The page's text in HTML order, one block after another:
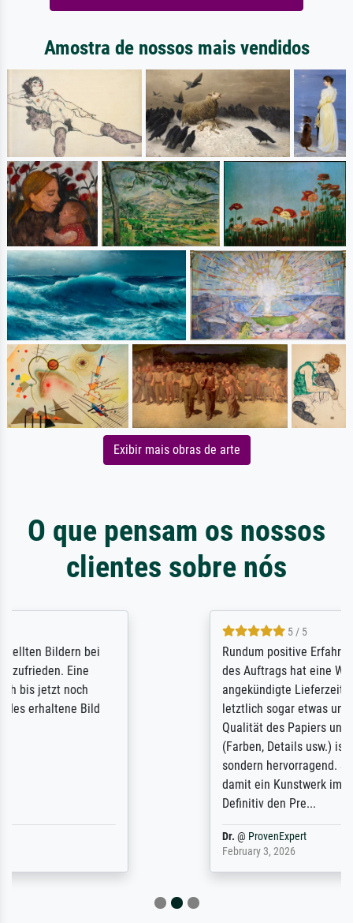
Amostra de nossos mais vendidos
Exibir mais obras de arte
O que pensam os nossos
clientes sobre nós
Rundum positive Erfahrung. Die Ausführung
des Auftrags hat eine Weile gedauert, die
angekündigte Lieferzeit wurde aber
letztlich sogar etwas unterschritten. Die
Qualität des Papiers und des Drucks
(Farben, Details usw.) ist nicht nur gut,
sondern hervorragend. Selbst ein Druck ist
damit ein Kunstwerk im eigenen Sinne.